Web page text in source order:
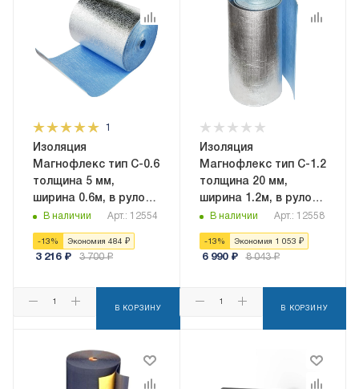
1
Изоляция
Магнофлекс тип C-0.6
толщина 5 мм,
ширина 0.6м, в рулоне
18 кв.м,
самоклеящаяся
В наличии Арт.: 12554
-13 % Экономия 484 ₽
3 216₽ 3 700₽
В КОРЗИНУ
Изоляция
Магнофлекс тип C-1.2
толщина 20 мм,
ширина 1.2м, в рулоне
15 кв.м,
самоклеящаяся
В наличии Арт.: 12558
-13 % Экономия 1 053 ₽
6 990₽ 8 043₽
В КОРЗИНУ